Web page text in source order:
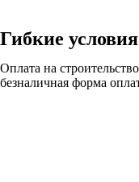
Гибкие
Оплата на
безналичная форма